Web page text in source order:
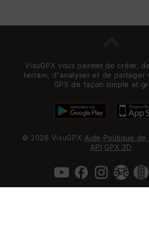
VisuGPX vous permet de créer,
terrain, d'analyser et de partager
GPS de façon simple et
© 2026 VisuGPX Aide Politique
API GPX 3D